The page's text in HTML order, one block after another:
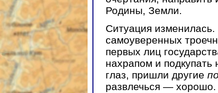
Родины, Земли.
Ситуация
самоуверенных
первых лиц
нахрапом и подкупать
глаз, пришли другие
развлечься —